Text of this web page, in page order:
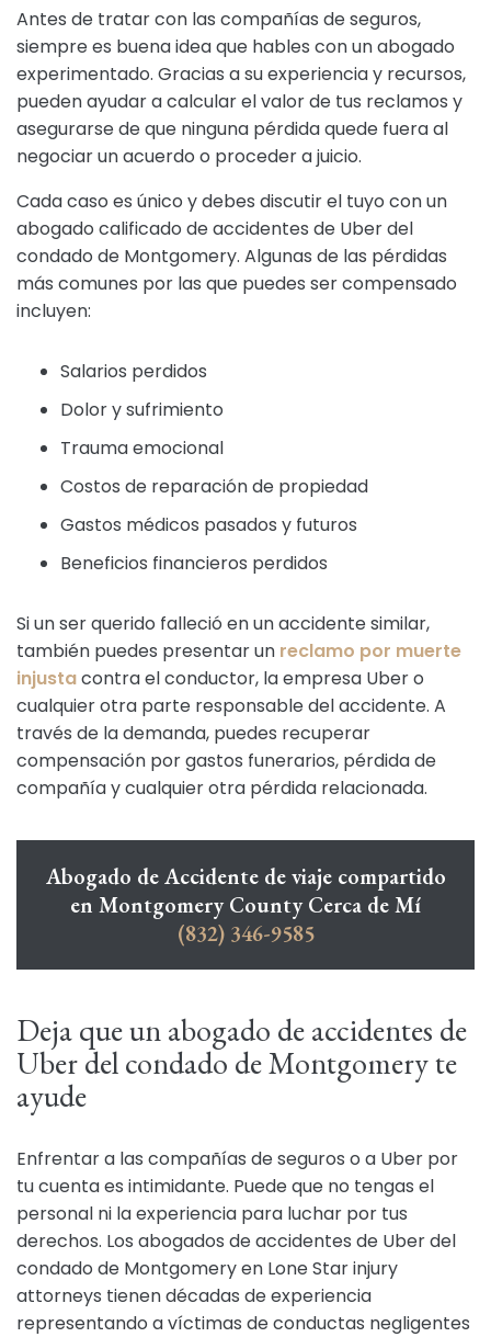
Antes de tratar con las compañías de seguros,
siempre es buena idea que hables con un abogado
experimentado. Gracias a su experiencia y recursos,
pueden ayudar a calcular el valor de tus reclamos y
asegurarse de que ninguna pérdida quede fuera al
negociar un acuerdo o proceder a juicio.
Cada caso es único y debes discutir el tuyo con un
abogado calificado de accidentes de Uber del
condado de Montgomery. Algunas de las pérdidas
más comunes por las que puedes ser compensado
incluyen:
Salarios perdidos
Dolor y sufrimiento
Trauma emocional
Costos de reparación de propiedad
Gastos médicos pasados y futuros
Beneficios financieros perdidos
Si un ser querido falleció en un accidente similar,
también puedes presentar un reclamo por muerte
injustacontra el conductor, la empresa Uber o
cualquier otra parte responsable del accidente. A
través de la demanda, puedes recuperar
compensación por gastos funerarios, pérdida de
compañía y cualquier otra pérdida relacionada.
Abogado de Accidente de viaje compartido
en Montgomery County Cerca de Mí
(832) 346-9585
Deja que un abogado de accidentes de
Uber del condado de Montgomery te
ayude
Enfrentar a las compañías de seguros o a Uber por
tu cuenta es intimidante. Puede que no tengas el
personal ni la experiencia para luchar por tus
derechos. Los abogados de accidentes de Uber del
condado de Montgomery en Lone Star injury
attorneys tienen décadas de experiencia
representando a víctimas de conductas negligentes